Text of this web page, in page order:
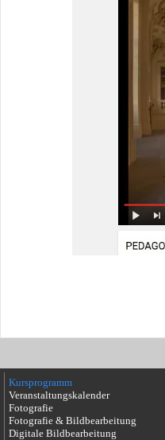
Kursprogramm
Veranstaltungskalender
Fotografie
Fotografie & Bildbearbeitung
Digitale Bildbearbeitung